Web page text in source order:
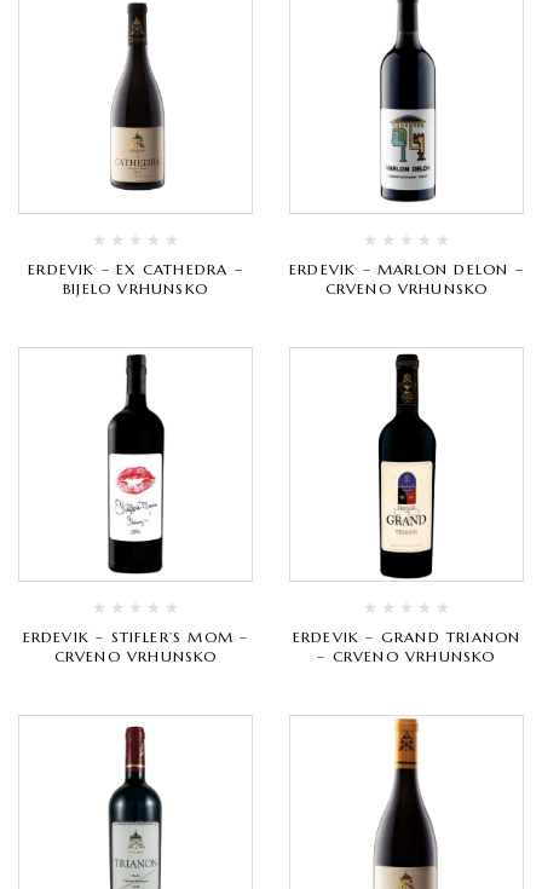
ERDEVIK – EX CATHEDRA –
BIJELO VRHUNSKO
ERDEVIK – MARLON DELON –
CRVENO VRHUNSKO
ERDEVIK – STIFLER’S MOM –
CRVENO VRHUNSKO
ERDEVIK – GRAND TRIANON
– CRVENO VRHUNSKO